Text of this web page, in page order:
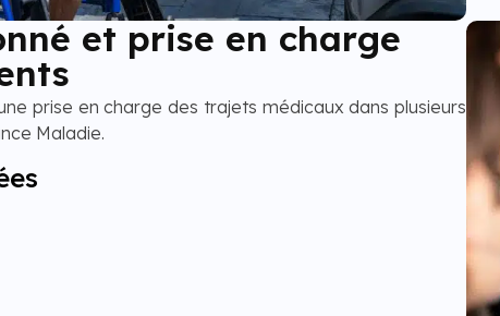
et prise en charge
prise en charge des trajets médicaux dans plusieurs
Maladie.